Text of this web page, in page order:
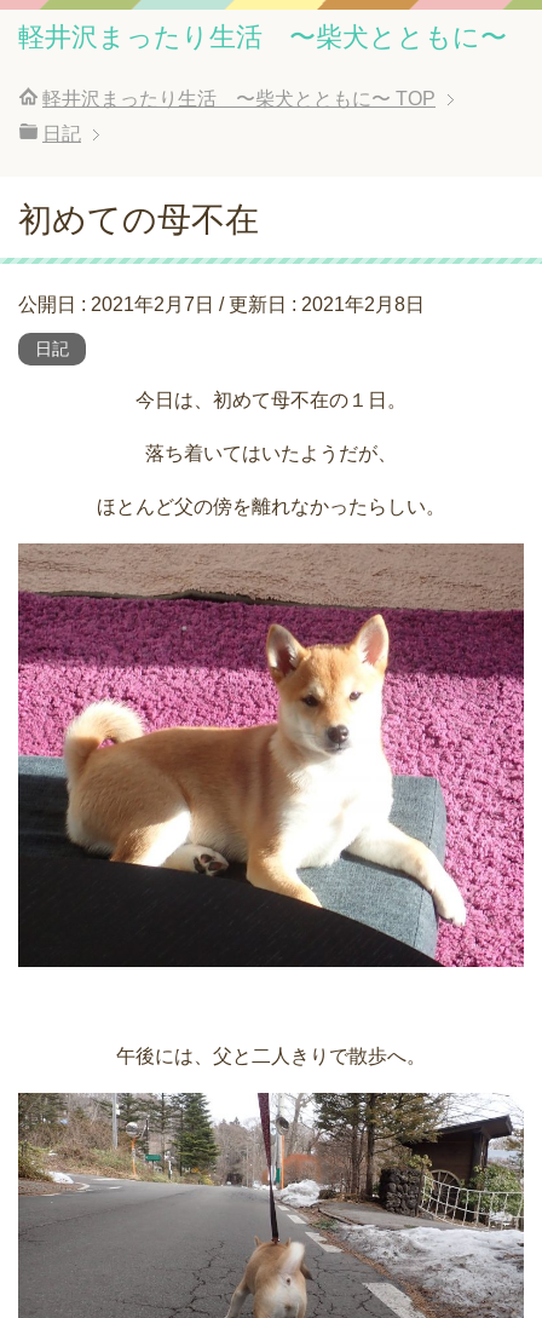
軽井沢まったり生活 〜柴犬とともに〜
軽井沢まったり生活 〜柴犬とともに〜 TOP
日記
初めての母不在
公開日 : 2021年2月7日 / 更新日 : 2021年2月8日
日記
今日は、初めて母不在の１日。
落ち着いてはいたようだが、
ほとんど父の傍を離れなかったらしい。
午後には、父と二人きりで散歩へ。